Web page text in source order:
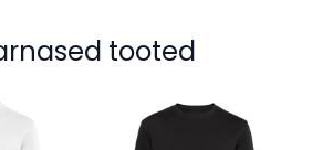
tooted